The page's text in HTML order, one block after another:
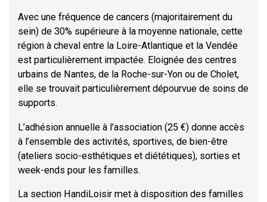
Avec une fréquence de cancers (majoritairement du
sein) de 30% supérieure à la moyenne nationale, cette
région à cheval entre la Loire-Atlantique et la Vendée
est particulièrement impactée. Eloignée des centres
urbains de Nantes, de la Roche-sur-Yon ou de Cholet,
elle se trouvait particulièrement dépourvue de soins de
supports.
L’adhésion annuelle à l’association (25 €) donne accès
à l’ensemble des activités, sportives, de bien-être
(ateliers socio-esthétiques et diététiques), sorties et
week-ends pour les familles.
La section HandiLoisir met à disposition des familles